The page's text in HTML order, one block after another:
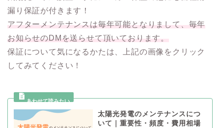
漏り保証が付きます！
アフターメンテナンスは毎年可能となりまして、毎年
お知らせのDMを送らせて頂いております。
保証について気になるかたは、上記の画像をクリック
してみてください！
太陽光発電のメンテナンスにつ
いて｜重要性・頻度・費用相場